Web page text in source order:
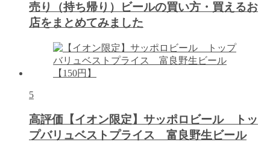
売り（持ち帰り）ビールの買い方・買えるお
店をまとめてみました
5
高評価【イオン限定】サッポロビール トッ
プバリュベストプライス 富良野生ビール